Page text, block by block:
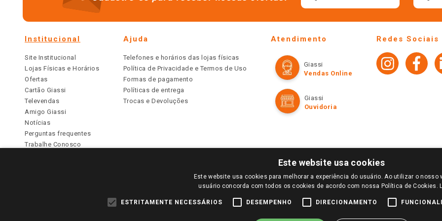
Institucional
Site Institucional
Lojas Físicas e Horários
Ofertas
Cartão Giassi
Televendas
Amigo Giassi
Notícias
Perguntas frequentes
Trabalhe Conosco
Ajuda
Telefones e horários das lojas físicas
Política de Privacidade e Termos de Uso
Formas de pagamento
Políticas de entrega
Trocas e Devoluções
Atendimento
Giassi
Vendas Online
Giassi
Ouvidoria
Redes Sociais
PARA VER OS PREÇOS DA SUA REGIÃO, FAÇA LOGIN E SELECIONE A LOJA DE SUA PREFERÊNCIA. SOMENTE APÓS O LOGIN, OS PREÇOS
TODOS OS PREÇOS E CONDIÇÕES COMERCIAIS DESTE SITE SÃO VÁLIDOS APENAS PARA COMPRAS REALIZADAS NO GIASSI.COM.BR E NA LOJA
DE BUSCAS.
Este website usa cookies
Este website usa cookies para melhorar a experiência do usuário. Ao utilizar o nosso
usuário concorda com todos os cookies de acordo com nossa Política de Cookies.
ESTRITAMENTE NECESSÁRIOS DESEMPENHO DIRECIONAMENTO